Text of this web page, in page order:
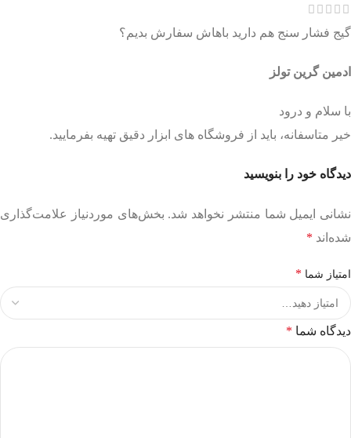
گیج فشار سنج هم دارید باهاش سفارش بدیم؟
ادمین گرین تولز
با سلام و درود
خیر متاسفانه، باید از فروشگاه های ابزار دقیق تهیه بفرمایید.
دیدگاه خود را بنویسید
نشانی ایمیل شما منتشر نخواهد شد. بخش‌های موردنیاز علامت‌گذاری
شده‌اند *
امتیاز شما *
دیدگاه شما *